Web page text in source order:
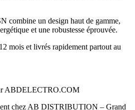
combine un design haut de gamme,
et une robustesse éprouvée.
mois et livrés rapidement partout au
ABDELECTRO.COM
chez AB DISTRIBUTION – Grand